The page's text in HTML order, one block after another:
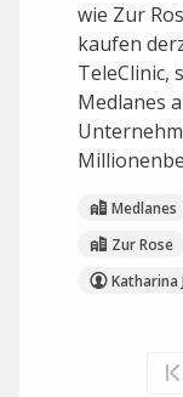
wie Zur
kaufen
TeleClinic,
Medlanes
Medlanes
Zur Rose
Katharina